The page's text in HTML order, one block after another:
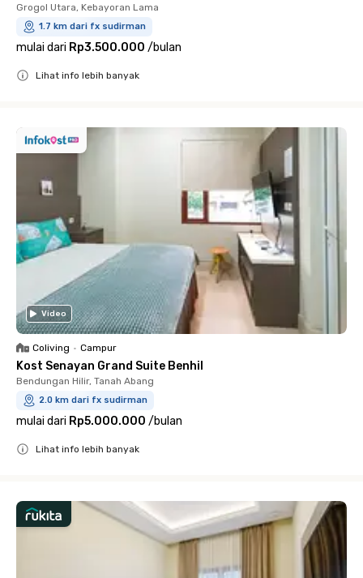
Grogol Utara, Kebayoran Lama
1.7 km dari fx sudirman
mulai dari Rp3.500.000 /bulan
Lihat info lebih banyak
Video
Coliving • Campur
Kost Senayan Grand Suite Benhil
Bendungan Hilir, Tanah Abang
2.0 km dari fx sudirman
mulai dari Rp5.000.000 /bulan
Lihat info lebih banyak